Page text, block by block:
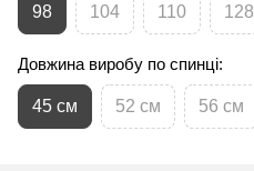
98 104 110 128
Довжина виробу по спинці:
45 см 52 см 56 см